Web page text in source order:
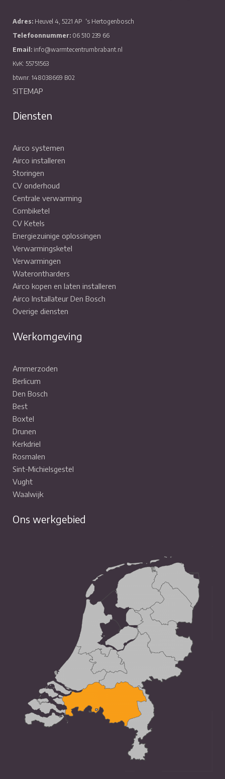
Adres: Heuvel 4, 5221 AP ‘s Hertogenbosch
Telefoonnummer: 06 510 239 66
Email: info@warmtecentrumbrabant.nl
KvK: 55751563
btwnr. 148038669 B02
SITEMAP
Diensten
Airco systemen
Airco installeren
Storingen
CV onderhoud
Centrale verwarming
Combiketel
CV Ketels
Energiezuinige oplossingen
Verwarmingsketel
Verwarmingen
Waterontharders
Airco kopen en laten installeren
Airco Installateur Den Bosch
Overige diensten
Werkomgeving
Ammerzoden
Berlicum
Den Bosch
Best
Boxtel
Drunen
Kerkdriel
Rosmalen
Sint-Michielsgestel
Vught
Waalwijk
Ons werkgebied